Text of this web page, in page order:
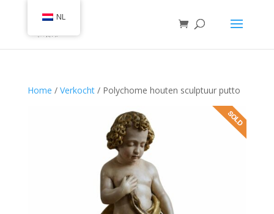
Home / Verkocht/ Polychome houten sculptuur putto
NL